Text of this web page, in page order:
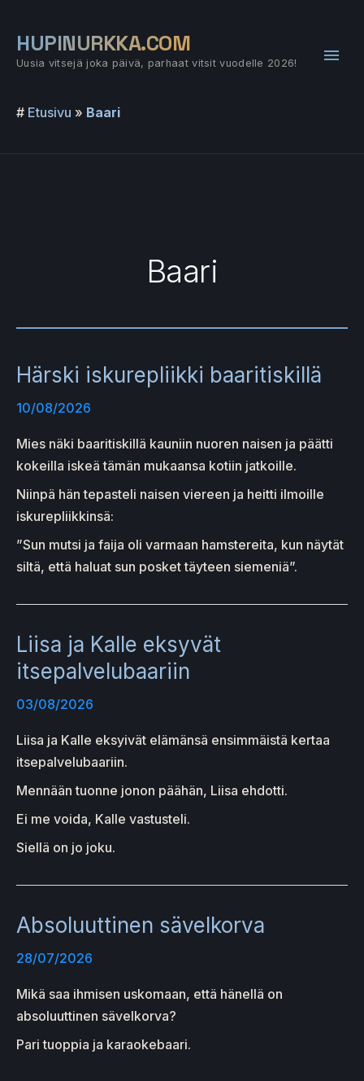
sisältöön
HUPINURKKA.COM
Uusia vitsejä joka päivä, parhaat vitsit vuodelle 2026!
# Etusivu » Baari
Baari
Härski iskurepliikki baaritiskillä
10/08/2026
Mies näki baaritiskillä kauniin nuoren naisen ja päätti
kokeilla iskeä tämän mukaansa kotiin jatkoille.
Niinpä hän tepasteli naisen viereen ja heitti ilmoille
iskurepliikkinsä:
”Sun mutsi ja faija oli varmaan hamstereita, kun näytät
siltä, että haluat sun posket täyteen siemeniä”.
Liisa ja Kalle eksyvät
itsepalvelubaariin
03/08/2026
Liisa ja Kalle eksyivät elämänsä ensimmäistä kertaa
itsepalvelubaariin.
Mennään tuonne jonon päähän, Liisa ehdotti.
Ei me voida, Kalle vastusteli.
Siellä on jo joku.
Absoluuttinen sävelkorva
28/07/2026
Mikä saa ihmisen uskomaan, että hänellä on
absoluuttinen sävelkorva?
Pari tuoppia ja karaokebaari.